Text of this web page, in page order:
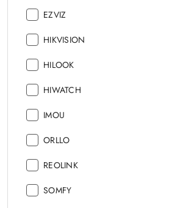
Producent:
EZVIZ
Producent:
HIKVISION
Producent:
HILOOK
Producent:
HIWATCH
Producent:
IMOU
Producent:
ORLLO
Producent:
REOLINK
Producent:
SOMFY